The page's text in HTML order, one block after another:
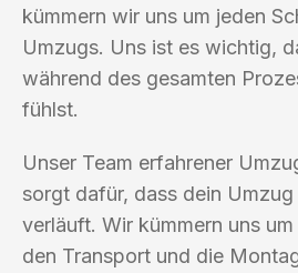
kümmern wir uns um jeden
Umzugs. Uns ist es wichtig,
während des gesamten
fühlst.
Unser Team erfahrener
sorgt dafür, dass dein
verläuft. Wir kümmern uns
den Transport und die